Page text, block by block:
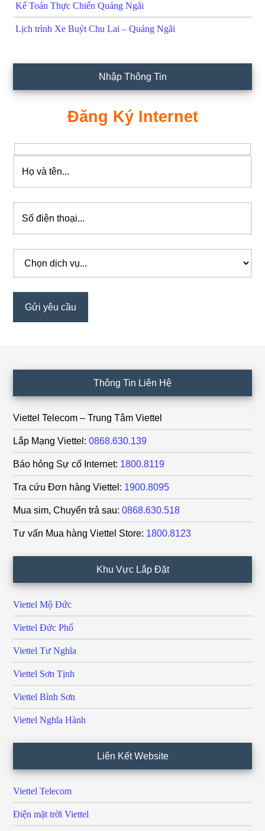
Kế Toán Thực Chiến Quảng Ngãi
Lịch trình Xe Buýt Chu Lai – Quảng Ngãi
Nhập Thông Tin
Đăng Ký Internet
Thông Tin Liên Hệ
Viettel Telecom – Trung Tâm Viettel
Lắp Mạng Viettel: 0868.630.139
Báo hỏng Sự cố Internet: 1800.8119
Tra cứu Đơn hàng Viettel: 1900.8095
Mua sim, Chuyển trả sau: 0868.630.518
Tư vấn Mua hàng Viettel Store: 1800.8123
Khu Vực Lắp Đặt
Viettel Mộ Đức
Viettel Đức Phổ
Viettel Tư Nghĩa
Viettel Sơn Tịnh
Viettel Bình Sơn
Viettel Nghĩa Hành
Liên Kết Website
Viettel Telecom
Điện mặt trời Viettel